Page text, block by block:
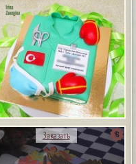
Заказать